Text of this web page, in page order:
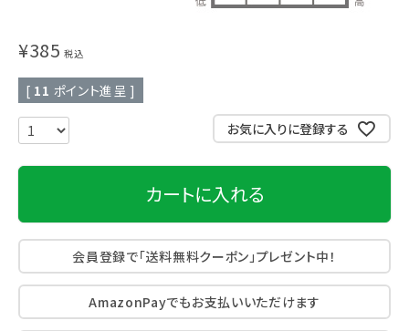
¥385 税込
[ 11 ポイント進呈 ]
お気に入りに登録する
カートに入れる
会員登録で「送料無料クーポン」プレゼント中！
AmazonPayでもお支払いいただけます